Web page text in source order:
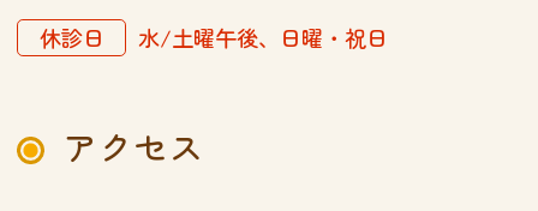
休診日
水/土曜午後、日曜・祝日
アクセス